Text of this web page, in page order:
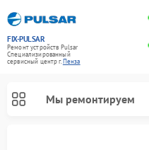
FIX-PULSAR
Ремонт устройств Pulsar
Специализированный
cервисный центр г.Пенза
Мы ремонтируем